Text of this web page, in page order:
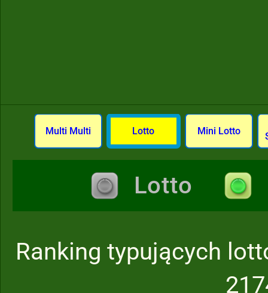
Multi Multi Lotto Mini Lotto
Lotto
Ranking typujących